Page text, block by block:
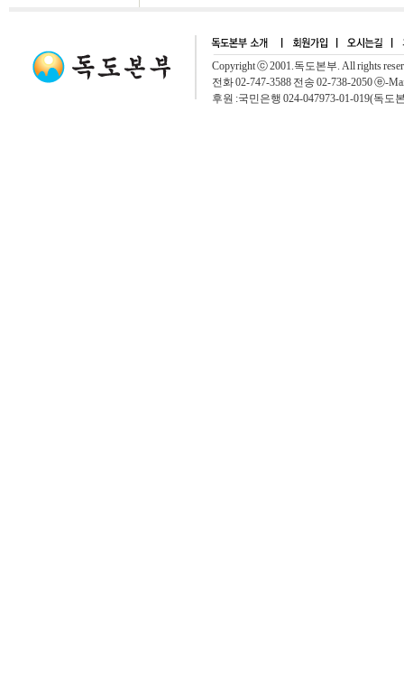
Copyright ⓒ 2001.독도본부. All rights
전화 02-747-3588 전송 02-738-2050 ⓔ-
후원 :국민은행 024-047973-01-019(독도